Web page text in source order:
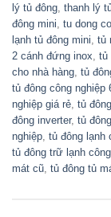
lý tủ đông thanh lý
đông mini tu dong
lạnh tủ đông mini tủ
2 cánh đứng inox tủ
cho nhà hàng tủ
tủ đông công nghiệp
nghiệp giá rẻ tủ
đông inverter, tủ
nghiệp tủ đông lạnh
tủ đông trữ lạnh
mát cũ tủ đông tủ